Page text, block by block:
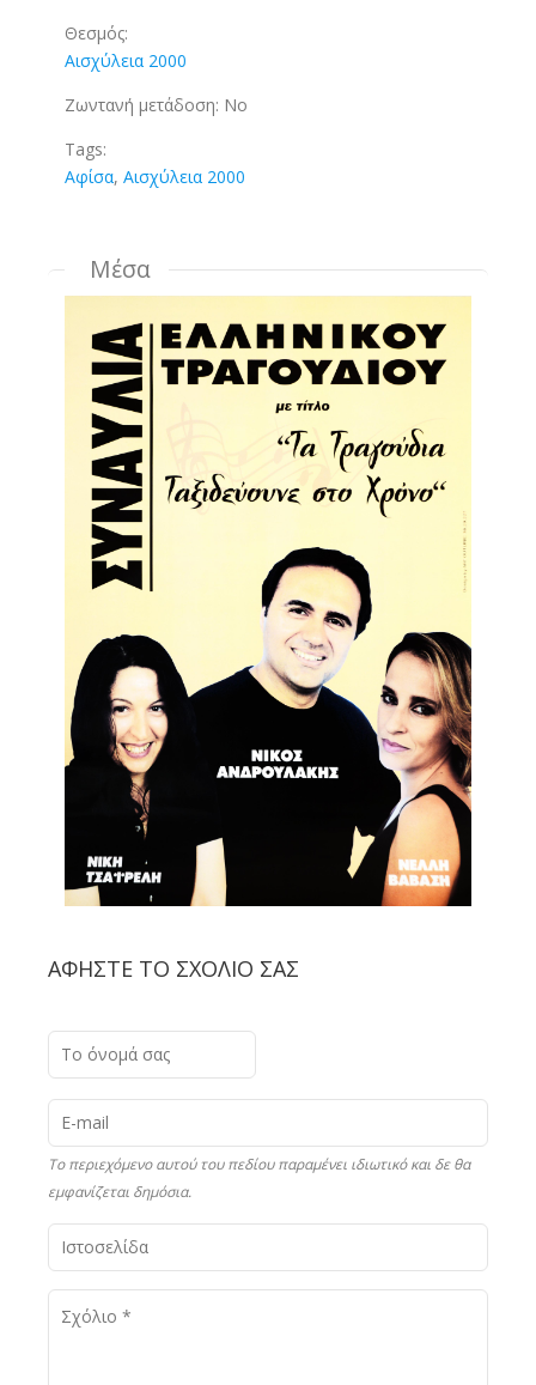
Θεσμός:
Αισχύλεια 2000
Ζωντανή μετάδοση: No
Tags:
Αφίσα, Αισχύλεια 2000
Μέσα
ΑΦΉΣΤΕ ΤΟ ΣΧΌΛΙΟ ΣΑΣ
Το περιεχόμενο αυτού του πεδίου παραμένει ιδιωτικό και δε θα
εμφανίζεται δημόσια.